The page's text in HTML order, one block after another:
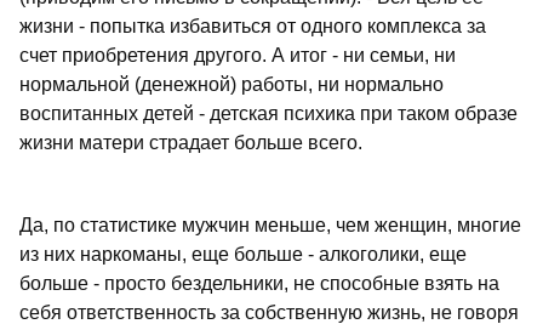
жизни - попытка избавиться от одного комплекса за
счет приобретения другого. А итог - ни семьи, ни
нормальной (денежной) работы, ни нормально
воспитанных детей - детская психика при таком образе
жизни матери страдает больше всего.
Да, по статистике мужчин меньше, чем женщин, многие
из них наркоманы, еще больше - алкоголики, еще
больше - просто бездельники, не способные взять на
себя ответственность за собственную жизнь, не говоря